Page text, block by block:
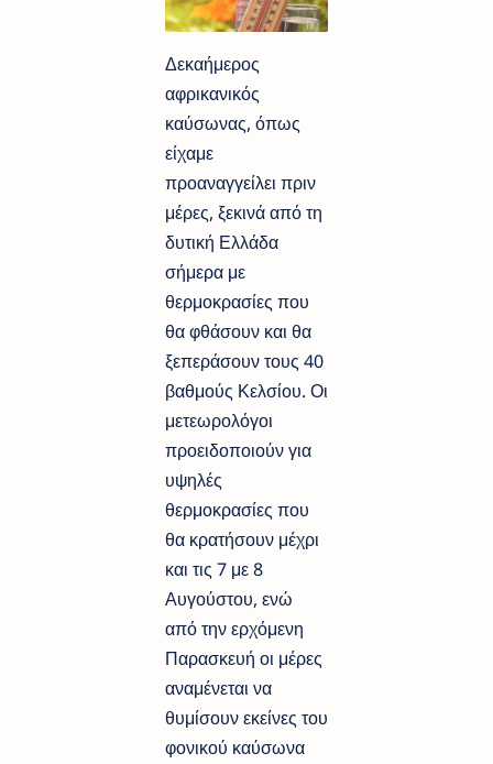
Δεκαήμερος
αφρικανικός
καύσωνας, όπως
είχαμε
προαναγγείλει πριν
μέρες, ξεκινά από τη
δυτική Ελλάδα
σήμερα με
θερμοκρασίες που
θα φθάσουν και θα
ξεπεράσουν τους 40
βαθμούς Κελσίου. Οι
μετεωρολόγοι
προειδοποιούν για
υψηλές
θερμοκρασίες που
θα κρατήσουν μέχρι
και τις 7 με 8
Αυγούστου, ενώ
από την ερχόμενη
Παρασκευή οι μέρες
αναμένεται να
θυμίσουν εκείνες του
φονικού καύσωνα